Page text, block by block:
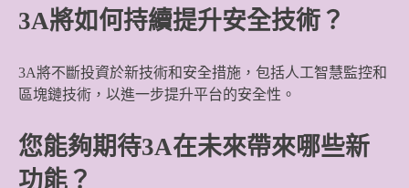
3A將如何持續提升安全技術？
3A將不斷投資於新技術和安全措施，包括人工智慧監控和
區塊鏈技術，以進一步提升平台的安全性。
您能夠期待3A在未來帶來哪些新
功能？